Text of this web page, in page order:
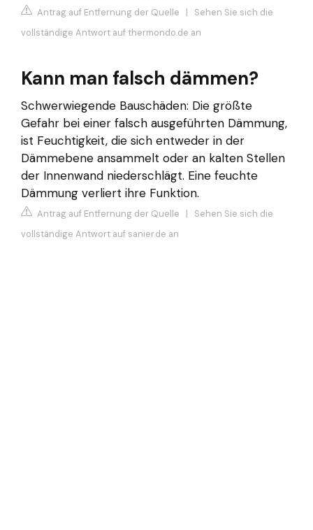
Antrag auf Entfernung der Quelle | Sehen Sie sich die
vollständige Antwort auf thermondo.de an
Kann man falsch dämmen?
Schwerwiegende Bauschäden: Die größte
Gefahr bei einer falsch ausgeführten Dämmung,
ist Feuchtigkeit, die sich entweder in der
Dämmebene ansammelt oder an kalten Stellen
der Innenwand niederschlägt. Eine feuchte
Dämmung verliert ihre Funktion.
Antrag auf Entfernung der Quelle | Sehen Sie sich die
vollständige Antwort auf sanier.de an